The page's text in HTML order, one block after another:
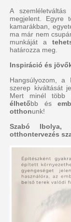
A
megjelent. Egyre
kamarákban,
ma már nem
munkáját a
határozza meg.
Inspiráció és
Hangsúlyozom,
szerep kiváltását
Mert minél több
élhetőbb és
otthonunk!
Szabó Ibolya,
otthontervezés